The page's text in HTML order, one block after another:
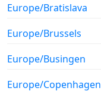
Europe/Bratislava
Europe/Brussels
Europe/Busingen
Europe/Copenhagen